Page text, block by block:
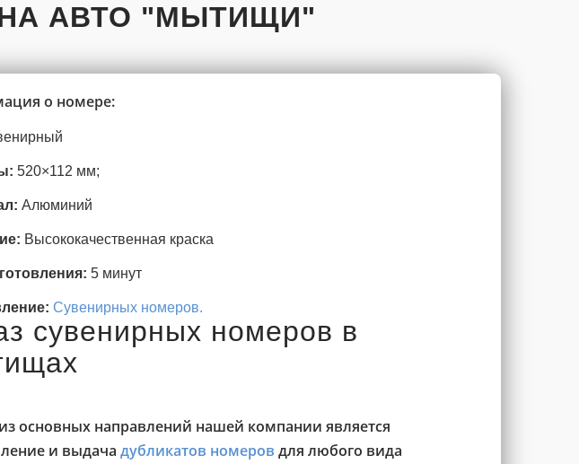
АВТО "МЫТИЩИ"
о номере:
520×112 мм;
Алюминий
Высококачественная краска
5 минут
Сувенирных номеров.
сувенирных номеров в
основных направлений нашей компании является
и выдача дубликатов номеров для любого вида